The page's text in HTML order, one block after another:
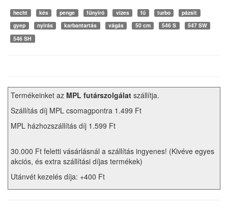
hecht kés penge fűnyíró vizes fű turbo
pázsit
gyep
nyírás karbantartás vágás 50 cm 546 S
547 SW
546 SH
Termékeinket az MPL futárszolgálat szállítja.
Szállítás díj MPL csomagpontra 1.499 Ft
MPL házhozszállítás díj 1.599 Ft
30.000 Ft feletti vásárlásnál a szállítás ingyenes! (Kivéve egyes
akciós, és extra szállítási díjas termékek)
Utánvét kezelés díja: +400 Ft